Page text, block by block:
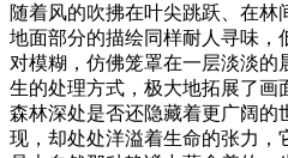
随着风的吹拂在叶尖跳跃、在林
地面部分的描绘同样耐人寻味，
对模糊，仿佛笼罩在一层淡淡的
生的处理方式，极大地拓展了画
森林深处是否还隐藏着更广阔的
现，却处处洋溢着生命的张力，